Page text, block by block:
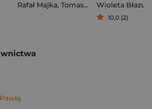
Rafał Majka, Tomasz Kalemba Wioleta
10,0 (2)